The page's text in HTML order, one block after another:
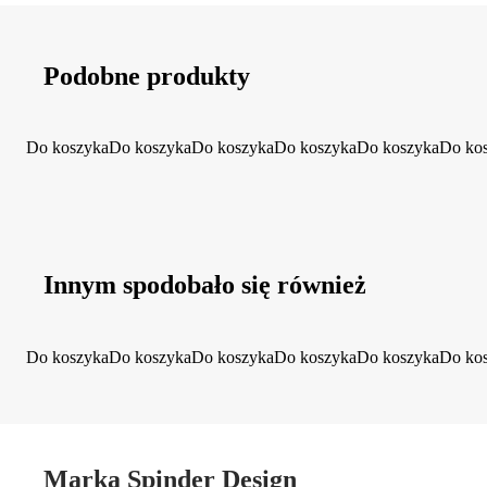
Podobne produkty
Do koszykaDo koszykaDo koszykaDo koszykaDo koszykaDo
Innym spodobało się również
Do koszykaDo koszykaDo koszykaDo koszykaDo koszykaDo
Marka Spinder Design